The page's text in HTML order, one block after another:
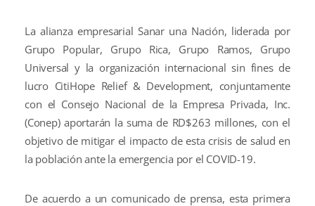
La alianza empresarial Sanar una Nación, liderada por
Grupo Popular, Grupo Rica, Grupo Ramos, Grupo
Universal y la organización internacional sin fines de
lucro CitiHope Relief & Development, conjuntamente
con el Consejo Nacional de la Empresa Privada, Inc.
(Conep) aportarán la suma de RD$263 millones, con el
objetivo de mitigar el impacto de esta crisis de salud en
la población ante la emergencia por el COVID-19.
De acuerdo a un comunicado de prensa, esta primera